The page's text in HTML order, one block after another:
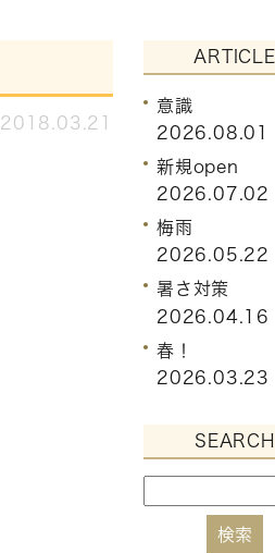
2018.03.21
ARTICLE
意識
2026.08.01
新規open
2026.07.02
梅雨
2026.05.22
暑さ対策
2026.04.16
春！
2026.03.23
SEARCH